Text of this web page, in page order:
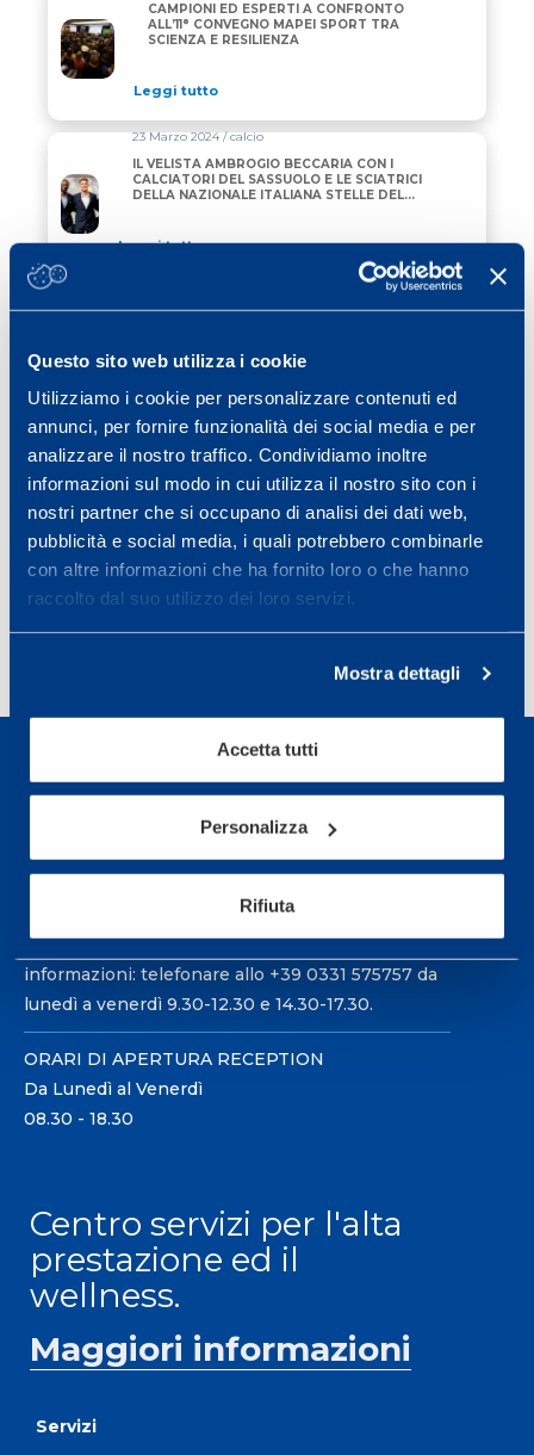
Questo sito web utilizza i cookie
Utilizziamo i cookie per personalizzare contenuti ed
annunci, per fornire funzionalità dei social media e per
analizzare il nostro traffico. Condividiamo inoltre
informazioni sul modo in cui utilizza il nostro sito con i
nostri partner che si occupano di analisi dei dati web,
pubblicità e social media, i quali potrebbero combinarle
con altre informazioni che ha fornito loro o che hanno
raccolto dal suo utilizzo dei loro servizi.
Mostra dettagli
Accetta tutti
Personalizza
Rifiuta
CAMPIONI ED ESPERTI A CONFRONTO
ALL’11° CONVEGNO MAPEI SPORT TRA
SCIENZA E RESILIENZA
Leggi tutto
23 Marzo 2024 / calcio
IL VELISTA AMBROGIO BECCARIA CON I
CALCIATORI DEL SASSUOLO E LE SCIATRICI
DELLA NAZIONALE ITALIANA STELLE DEL
Leggi tutto
Leggi tutto
12 Gennaio 2024 / news
IL 23 MARZO TORNA IL CONVEGNO
MAPEI SPORT
Sport Service Mapei S.r.l. - Via Busto Fagnano 38,
Per prenotare una visita o avere ulteriori
informazioni: telefonare allo +39 0331 575757 da
lunedì a venerdì 9.30-12.30 e 14.30-17.30.
ORARI DI APERTURA RECEPTION
Da Lunedì al Venerdì
08.30 - 18.30
Centro servizi per l'alta
prestazione ed il
wellness.
Maggiori informazioni
Servizi